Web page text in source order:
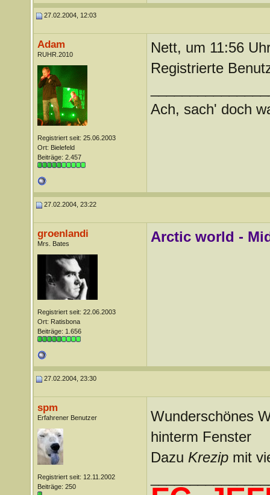
27.02.2004, 12:03
Adam
RUHR.2010
Registriert seit: 25.06.2003
Ort: Bielefeld
Beiträge: 2.457
Nett, um 11:56
Registrierte
Ach, sach' doch
27.02.2004, 23:22
groenlandi
Mrs. Bates
Registriert seit: 22.06.2003
Ort: Ratisbona
Beiträge: 1.656
Arctic world -
27.02.2004, 23:30
spm
Erfahrener Benutzer
Registriert seit: 12.11.2002
Beiträge: 250
Wunderschönes
hinterm Fenster
Dazu Krezipmit